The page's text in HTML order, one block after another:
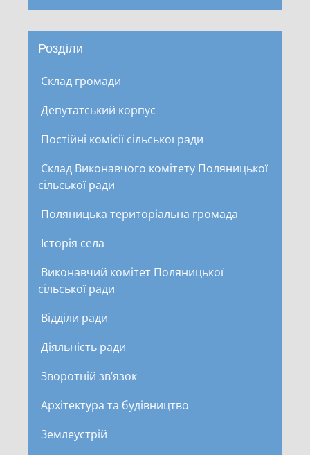
Розділи
Склад громади
Депутатський корпус
Постійні комісії сільської ради
Склад Виконавчого комітету Поляницької
сільської ради
Поляницька територіальна громада
Історія села
Виконавчий комітет Поляницької
сільської ради
Відділи ради
Діяльність ради
Зворотній зв’язок
Архітектура та будівництво
Землеустрій